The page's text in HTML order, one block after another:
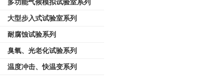
多功能气候模拟试验室系列
大型步入式试验室系列
耐腐蚀试验系列
臭氧、光老化试验系列
温度冲击、快温变系列